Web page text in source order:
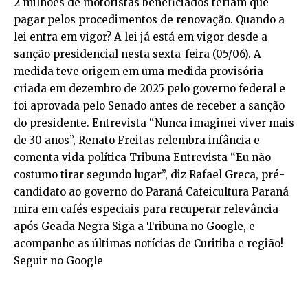
pagar pelos procedimentos de renovação. Quando a
lei entra em vigor? A lei já está em vigor desde a
sanção presidencial nesta sexta-feira (05/06). A
medida teve origem em uma medida provisória
criada em dezembro de 2025 pelo governo federal e
foi aprovada pelo Senado antes de receber a sanção
do presidente. Entrevista “Nunca imaginei viver mais
de 30 anos”, Renato Freitas relembra infância e
comenta vida política Tribuna Entrevista “Eu não
costumo tirar segundo lugar”, diz Rafael Greca, pré-
candidato ao governo do Paraná Cafeicultura Paraná
mira em cafés especiais para recuperar relevância
após Geada Negra Siga a Tribuna no Google, e
acompanhe as últimas notícias de Curitiba e região!
Seguir no Google